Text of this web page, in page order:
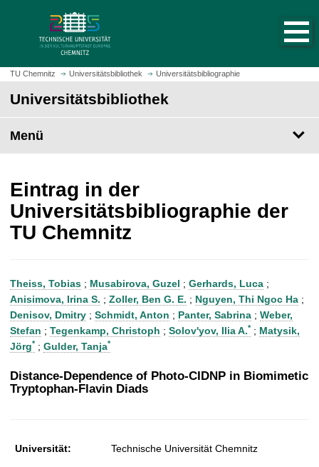
z
m
t
e
i
t
u
f
r
u
TU Chemnitz Universitätsbibliothek Universitätsbibliographie
Universitätsbibliothek
Menü
Eintrag in der
Universitätsbibliographie der
TU Chemnitz
Theiss, Tobias ; Musabirova, Guzel ; Gerhards, Luca ;
Anisimova, Irina S. ; Zoller, Ben G. E. ; Nguyen, Thi Ngoc Ha ;
Denisov, Dmitry ; Schmidt, Anton ; Panter, Sabrina ; Weber,
Stefan ; Tegenkamp, Christoph ; Solov'yov, Ilia A.* ; Matysik,
Jörg* ; Gulder, Tanja*
Distance-Dependence of Photo-CIDNP in Biomimetic
Tryptophan-Flavin Diads
Universität: Technische Universität Chemnitz